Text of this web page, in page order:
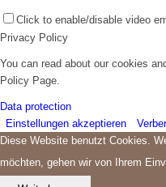
Click to enable/disable video
Privacy Policy
You can read about our cookies
Policy Page.
Data protection
Einstellungen akzeptieren
Diese Website benutzt Cookies.
möchten, gehen wir von Ihrem